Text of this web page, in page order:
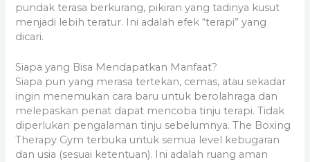
pundak terasa berkurang, pikiran yang tadinya kusut
menjadi lebih teratur. Ini adalah efek “terapi” yang
dicari.
Siapa yang Bisa Mendapatkan Manfaat?
Siapa pun yang merasa tertekan, cemas, atau sekadar
ingin menemukan cara baru untuk berolahraga dan
melepaskan penat dapat mencoba tinju terapi. Tidak
diperlukan pengalaman tinju sebelumnya. The Boxing
Therapy Gym terbuka untuk semua level kebugaran
dan usia (sesuai ketentuan). Ini adalah ruang aman